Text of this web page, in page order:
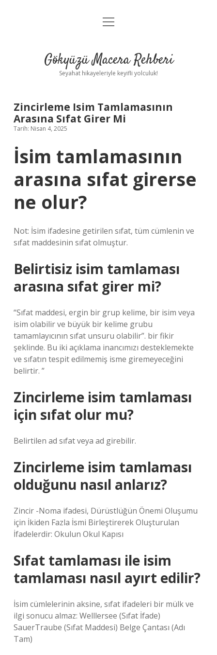
Anasayfa
Yasal Uyarı
menüyü
Gökyüzü Macera Rehberi
Seyahat hikayeleriyle keyifli yolculuk!
Zincirleme Isim Tamlamasının
Arasına Sıfat Girer Mi
Tarih: Nisan 4, 2025
İsim tamlamasının
arasına sıfat girerse
ne olur?
Not: İsim ifadesine getirilen sıfat, tüm cümlenin ve
sıfat maddesinin sıfat olmuştur.
Belirtisiz isim tamlaması
arasına sıfat girer mi?
“Sıfat maddesi, ergin bir grup kelime, bir isim veya
isim olabilir ve büyük bir kelime grubu
tamamlayıcının sıfat unsuru olabilir”. bir fikir
şeklinde. Bu iki açıklama inancımızı desteklemekte
ve sıfatın tespit edilmemiş isme giremeyeceğini
belirtir. ”
Zincirleme isim tamlaması
için sıfat olur mu?
Belirtilen ad sıfat veya ad girebilir.
Zincirleme isim tamlaması
olduğunu nasıl anlarız?
Zincir -Noma ifadesi, Dürüstlüğün Önemi Oluşumu
için İkiden Fazla İsmi Birleştirerek Oluşturulan
İfadelerdir: Okulun Okul Kapısı
Sıfat tamlaması ile isim
tamlaması nasıl ayırt edilir?
İsim cümlelerinin aksine, sıfat ifadeleri bir mülk ve
ilgi sonucu almaz: Welllersee (Sıfat İfade)
SauerTraube (Sıfat Maddesi) Belge Çantası (Adı
Tam)